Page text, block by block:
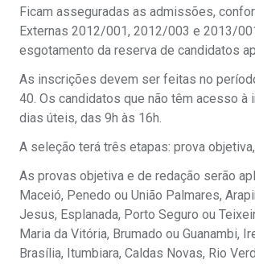
Ficam asseguradas as admissões,
Externas 2012/001, 2012/003 e 2013/
esgotamento da reserva de candidatos
As inscrições devem ser feitas no
40. Os candidatos que não têm acesso
dias úteis, das 9h às 16h.
A seleção terá três etapas: prova
As provas objetiva e de redação serão
Maceió, Penedo ou União Palmares,
Jesus, Esplanada, Porto Seguro ou
Maria da Vitória, Brumado ou Guanambi,
Brasília, Itumbiara, Caldas Novas, Rio